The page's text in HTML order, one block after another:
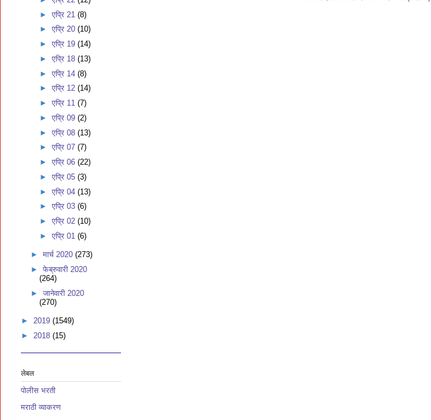
►एप्रि 21(8)
►एप्रि 20(10)
►एप्रि 19(14)
►एप्रि 18(13)
►एप्रि 14(8)
►एप्रि 12(14)
►एप्रि 11(7)
►एप्रि 09(2)
►एप्रि 08(13)
►एप्रि 07(7)
►एप्रि 06(22)
►एप्रि 05(3)
►एप्रि 04(13)
►एप्रि 03(6)
►एप्रि 02(10)
►एप्रि 01(6)
► मार्च 2020 (273)
► फेब्रुवारी 2020
(264)
► जानेवारी 2020
(270)
► 2019 (1549)
► 2018 (15)
लेबल
पोलीस भरती
मराठी व्याकरण